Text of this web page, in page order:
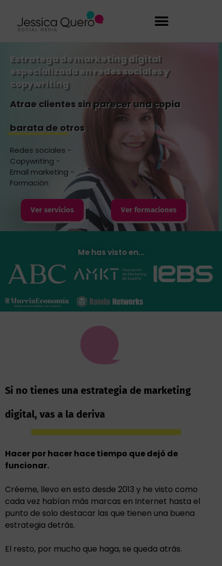
Estratega de marketing digital
especializada en redes sociales y
copywriting
Atrae clientes sin parecer una copia
barata de otros
Redes sociales -
Copywriting -
Email marketing -
Formación
Ver servicios Ver formaciones
Me has visto en…
Si no tienes una estrategia de marketing
digital, vas a la deriva
Hacer por hacer hace tiempo que dejó de
funcionar.
Créeme, llevo en esto desde 2013 y he visto como
cada vez habían más marcas en Internet hasta el
punto de solo destacar las que tienen una buena
estrategia detrás.
El resto, por mucho que haga, se queda atrás.